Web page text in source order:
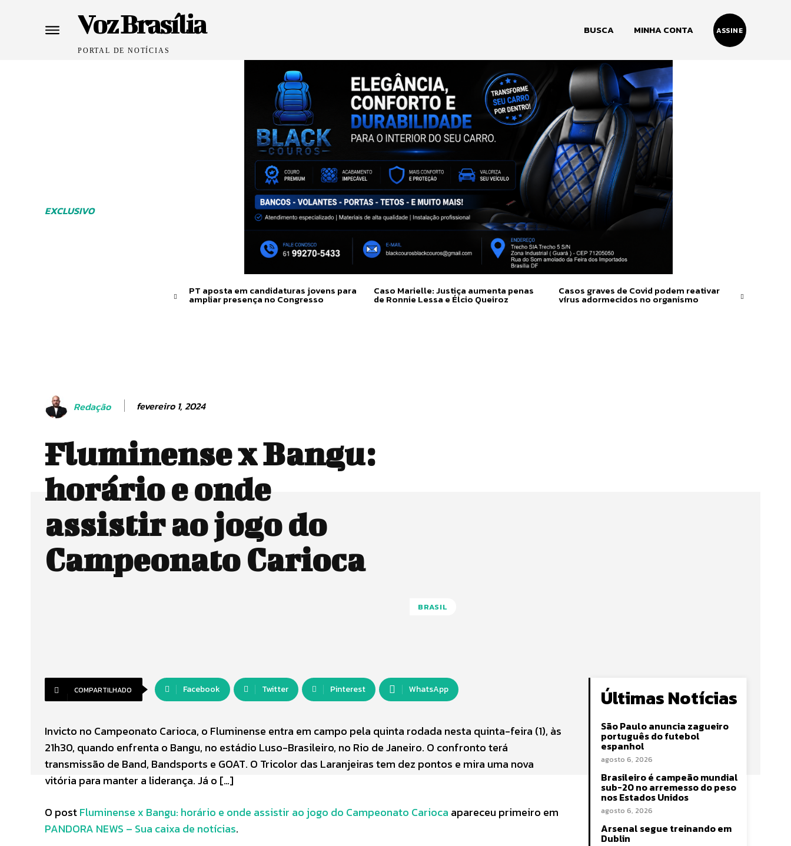
Voz Brasília
PORTAL DE NOTÍCIAS
BUSCA MINHA CONTA ASSINE
EXCLUSIVO
PT aposta em candidaturas jovens para
ampliar presença no Congresso
Caso Marielle: Justiça aumenta penas
de Ronnie Lessa e Élcio Queiroz
Casos graves de Covid podem reativar
vírus adormecidos no organismo
Redação fevereiro 1, 2024
Fluminense x Bangu:
horário e onde
assistir ao jogo do
Campeonato Carioca
BRASIL
COMPARTILHADO Facebook Twitter Pinterest WhatsApp
Invicto no Campeonato Carioca, o Fluminense entra em campo pela quinta rodada nesta quinta-feira (1), às
21h30, quando enfrenta o Bangu, no estádio Luso-Brasileiro, no Rio de Janeiro. O confronto terá
transmissão de Band, Bandsports e GOAT. O Tricolor das Laranjeiras tem dez pontos e mira uma nova
vitória para manter a liderança. Já o […]
O postFluminense x Bangu: horário e onde assistir ao jogo do Campeonato Carioca apareceu primeiro em
PANDORA NEWS – Sua caixa de notícias.
Últimas Notícias
São Paulo anuncia zagueiro
português do futebol
espanhol
agosto 6, 2026
Brasileiro é campeão mundial
sub-20 no arremesso do peso
nos Estados Unidos
agosto 6, 2026
Arsenal segue treinando em
Dublin